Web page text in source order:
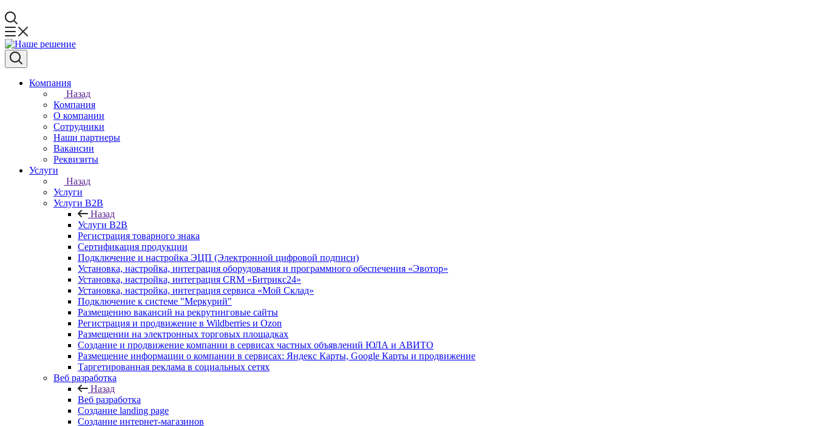
Компания
Назад
Компания
О компании
Сотрудники
Наши партнеры
Вакансии
Реквизиты
Услуги
Назад
Услуги
Услуги B2B
Назад
Услуги B2B
Регистрация товарного знака
Сертификация продукции
Подключение и настройка ЭЦП (Электронной цифровой подписи)
Установка, настройка, интеграция оборудования и программного обеспечения «Эвотор»
Установка, настройка, интеграция CRM «Битрикс24»
Установка, настройка, интеграция сервиса «Мой Склад»
Подключение к системе "Меркурий"
Размещению вакансий на рекрутинговые сайты
Регистрация и продвижение в Wildberries и Ozon
Размещении на электронных торговых площадках
Создание и продвижение компании в сервисах частных объявлений ЮЛА и АВИТО
Размещение информации о компании в сервисах: Яндекс Карты, Google Карты и продвижение
Таргетированная реклама в социальных сетях
Веб разработка
Назад
Веб разработка
Создание landing page
Создание интернет-магазинов